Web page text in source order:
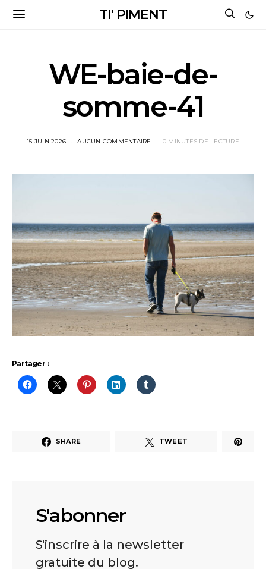
TI' PIMENT
WE-baie-de-
somme-41
15 JUIN 2026 AUCUN COMMENTAIRE 0 MINUTES DE LECTURE
Partager :
SHARE TWEET
S'abonner
S'inscrire à la newsletter
gratuite du blog.